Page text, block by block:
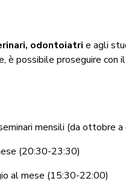
odontoiatri e agli
è possibile proseguire con il
mensili (da ottobre
(20:30-23:30)
al mese (15:30-22:00)